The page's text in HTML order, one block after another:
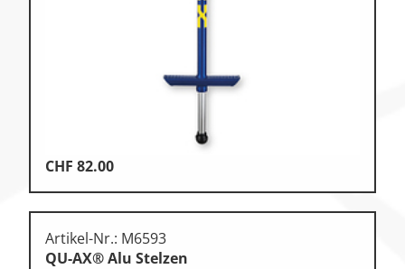
CHF 82.00
Artikel-Nr.: M6593
QU-AX® Alu Stelzen